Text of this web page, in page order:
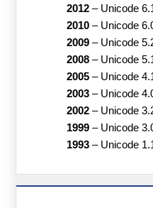
2012– Unicode
2010– Unicode
2009– Unicode
2008– Unicode
2005– Unicode
2003– Unicode
2002– Unicode
1999– Unicode
1993– Unicode